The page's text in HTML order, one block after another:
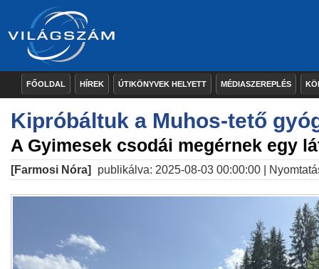
FŐOLDAL HÍREK ÚTIKÖNYVEK HELYETT MÉDIASZEREPLÉS
Kipróbáltuk a Muhos-tető
A Gyimesek csodái megérnek egy
[Farmosi Nóra] publikálva: 2025-08-03 00:00:00 |